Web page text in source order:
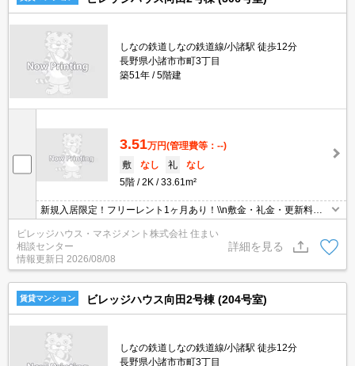
しなの鉄道しなの鉄道線/小諸駅 徒歩12分
長野県小諸市市町3丁目
築51年
5階建
3.51万円(管理費等：--)
敷
なし 礼
なし
5階
2K 33.61m²
新規入居限定！フリーレント1ヶ月あり！\\n敷金・礼金・更新料・
鍵交換手数料0円！※契約内容や審査の結果、敷金をお預かりする
場合がございます。
ビレッジハウス・マネジメント株式会社 住まい
相談センター
情報更新日 2026/08/08
詳細を見る
賃貸マンション ビレッジハウス向田2号棟 (204号室)
しなの鉄道しなの鉄道線/小諸駅 徒歩12分
長野県小諸市市町3丁目